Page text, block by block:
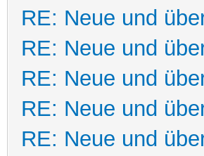
RE: Neue und
RE: Neue und
RE: Neue und
RE: Neue und
RE: Neue und